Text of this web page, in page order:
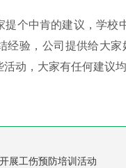
中肯的建议，学校中
经验，公司提供给大
动，大家有任何建议
展工伤预防培训活动